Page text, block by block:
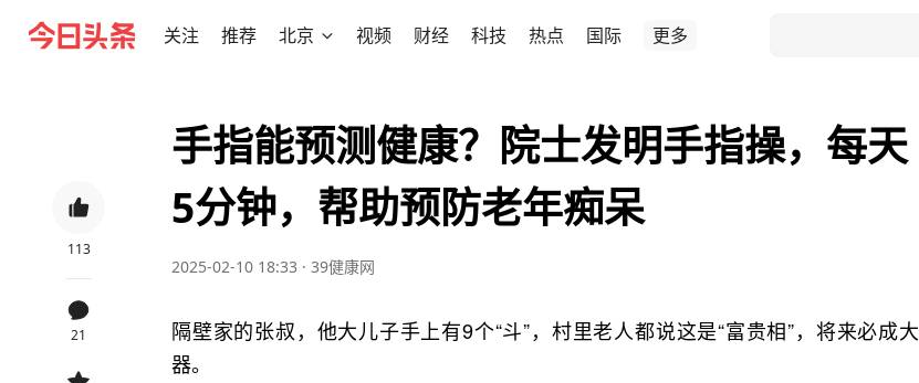
关注 推荐 北京 视频 财经 科技 热点 国际 更多
113
21
手指能预测健康？院士发明手指操，每天
5分钟，帮助预防老年痴呆
2025-02-10 18:33 · 39健康网
隔壁家的张叔，他大儿子手上有9个“斗”，村里老人都说这是“富贵相”，将来必成大
器。